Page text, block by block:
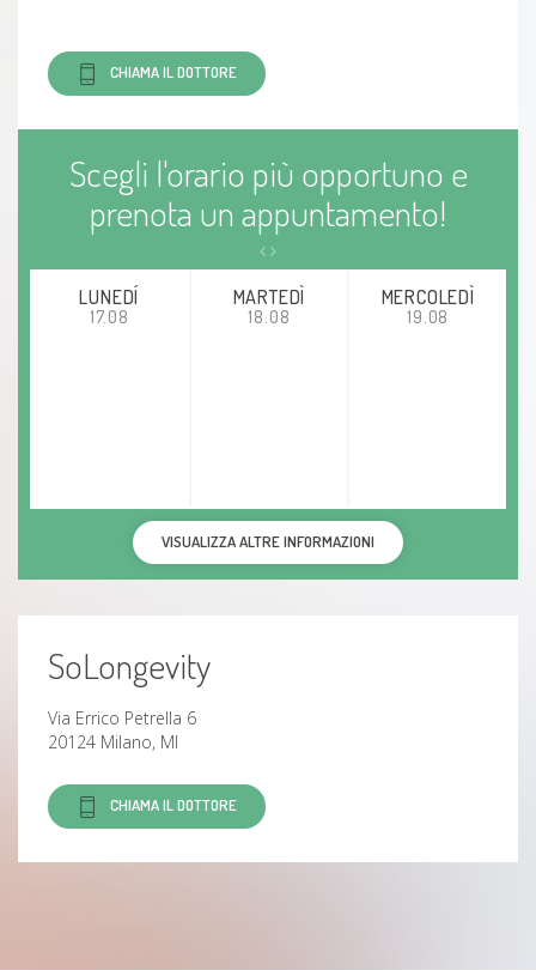
CHIAMA IL DOTTORE
Scegli l'orario più opportuno e
prenota un appuntamento!
LUNEDÍ
17.08
MARTEDÌ
18.08
MERCOLEDÌ
19.08
VISUALIZZA ALTRE INFORMAZIONI
SoLongevity
Via Errico Petrella 6
20124 Milano, MI
CHIAMA IL DOTTORE